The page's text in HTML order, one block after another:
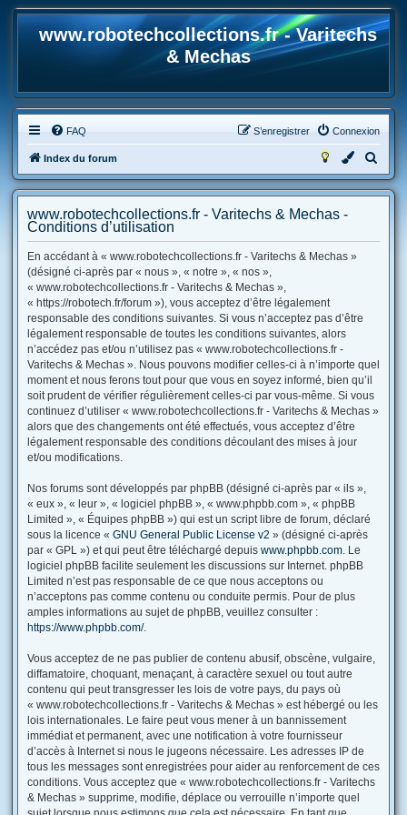
www.robotechcollections.fr - Varitechs
& Mechas
FAQ Connexion
S’enregistrer
Index du forum
e
e
www.robotechcollections.fr - Varitechs & Mechas -
Conditions d’utilisation
En accédant à « www.robotechcollections.fr - Varitechs & Mechas »
(désigné ci-après par « nous », « notre », « nos »,
« www.robotechcollections.fr - Varitechs & Mechas »,
« https://robotech.fr/forum »), vous acceptez d’être légalement
responsable des conditions suivantes. Si vous n’acceptez pas d’être
légalement responsable de toutes les conditions suivantes, alors
n’accédez pas et/ou n’utilisez pas « www.robotechcollections.fr -
Varitechs & Mechas ». Nous pouvons modifier celles-ci à n’importe quel
moment et nous ferons tout pour que vous en soyez informé, bien qu’il
soit prudent de vérifier régulièrement celles-ci par vous-même. Si vous
continuez d’utiliser « www.robotechcollections.fr - Varitechs & Mechas »
alors que des changements ont été effectués, vous acceptez d’être
légalement responsable des conditions découlant des mises à jour
et/ou modifications.
Nos forums sont développés par phpBB (désigné ci-après par « ils »,
« eux », « leur », « logiciel phpBB », « www.phpbb.com », « phpBB
Limited », « Équipes phpBB ») qui est un script libre de forum, déclaré
sous la licence « GNU General Public License v2 » (désigné ci-après
par « GPL ») et qui peut être téléchargé depuis www.phpbb.com. Le
logiciel phpBB facilite seulement les discussions sur Internet. phpBB
Limited n’est pas responsable de ce que nous acceptons ou
n’acceptons pas comme contenu ou conduite permis. Pour de plus
amples informations au sujet de phpBB, veuillez consulter :
https://www.phpbb.com/.
Vous acceptez de ne pas publier de contenu abusif, obscène, vulgaire,
diffamatoire, choquant, menaçant, à caractère sexuel ou tout autre
contenu qui peut transgresser les lois de votre pays, du pays où
« www.robotechcollections.fr - Varitechs & Mechas » est hébergé ou les
lois internationales. Le faire peut vous mener à un bannissement
immédiat et permanent, avec une notification à votre fournisseur
d’accès à Internet si nous le jugeons nécessaire. Les adresses IP de
tous les messages sont enregistrées pour aider au renforcement de ces
conditions. Vous acceptez que « www.robotechcollections.fr - Varitechs
& Mechas » supprime, modifie, déplace ou verrouille n’importe quel